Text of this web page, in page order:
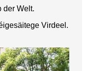
der Welt.
Virdeel.